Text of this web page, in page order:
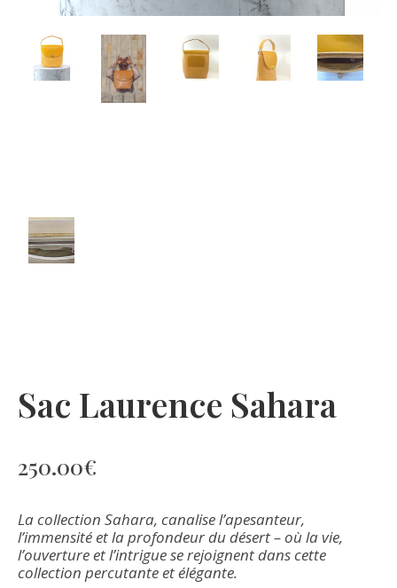
Sac Laurence Sahara
250.00€
La collection Sahara, canalise l’apesanteur,
l’immensité et la profondeur du désert – où la vie,
l’ouverture et l’intrigue se rejoignent dans cette
collection percutante et élégante.